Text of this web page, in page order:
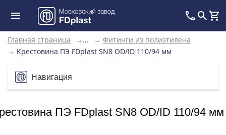
Главная страница → ... → Фитинги из полиэтилена
→ Крестовина ПЭ FDplast SN8 OD/ID 110/94 мм
Навигация
ПЭ FDplast SN8 OD/ID 110/94 мм